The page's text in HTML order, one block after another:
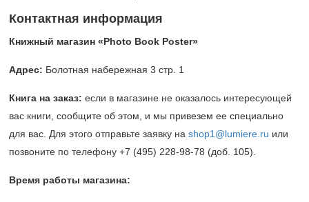
Контактная информация
Книжный магазин «Photo Book Poster»
Адрес: Болотная набережная 3 стр. 1
Книга на заказ: если в магазине не оказалось интересующей
вас книги, сообщите об этом, и мы привезем ее специально
для вас. Для этого отправьте заявку на shop1@lumiere.ru или
позвоните по телефону +7 (495) 228-98-78 (доб. 105).
Время работы магазина: